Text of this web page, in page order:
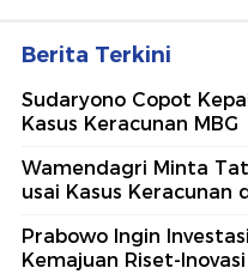
Berita Terkini
Sudaryono Copot
Kasus Keracunan MBG
Wamendagri Minta
usai Kasus Keracunan
Prabowo Ingin
Kemajuan Riset-Inovasi